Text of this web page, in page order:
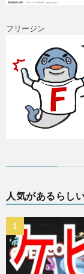
フリージン
人気があるらし